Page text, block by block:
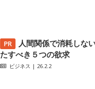
人間関係で消耗しな
たすべき５つの欲求
ビジネス | 26.2.2